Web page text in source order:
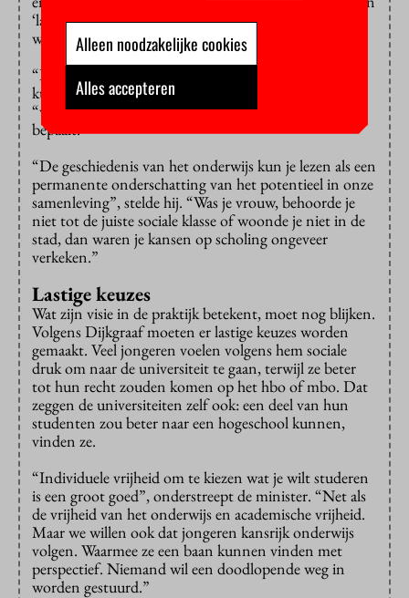
‘lager’ ziet hij die soorten onderwijs graag als een
waaier.
“Iedereen moet zich binnen die waaier maximaal
kunnen ontwikkelen”, vertelde hij zijn publiek,
“waarbij het unieke persoonlijke talent de richting
bepaalt.”
“De geschiedenis van het onderwijs kun je lezen als een
permanente onderschatting van het potentieel in onze
samenleving”, stelde hij. “Was je vrouw, behoorde je
niet tot de juiste sociale klasse of woonde je niet in de
stad, dan waren je kansen op scholing ongeveer
verkeken.”
Lastige keuzes
Wat zijn visie in de praktijk betekent, moet nog blijken.
Volgens Dijkgraaf moeten er lastige keuzes worden
gemaakt. Veel jongeren voelen volgens hem sociale
druk om naar de universiteit te gaan, terwijl ze beter
tot hun recht zouden komen op het hbo of mbo. Dat
zeggen de universiteiten zelf ook: een deel van hun
studenten zou beter naar een hogeschool kunnen,
vinden ze.
“Individuele vrijheid om te kiezen wat je wilt studeren
is een groot goed”, onderstreept de minister. “Net als
de vrijheid van het onderwijs en academische vrijheid.
Maar we willen ook dat jongeren kansrijk onderwijs
volgen. Waarmee ze een baan kunnen vinden met
perspectief. Niemand wil een doodlopende weg in
worden gestuurd.”
Alleen noodzakelijke cookies
Alles accepteren